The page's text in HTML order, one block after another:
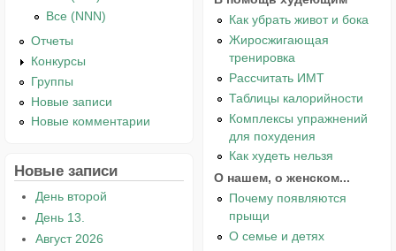
Все (NNN)
Отчеты
Конкурсы
Группы
Новые записи
Новые комментарии
Новые записи
День второй
День 13.
Август 2026
Как убрать живот и бока
Жиросжигающая
тренировка
Рассчитать ИМТ
Таблицы калорийности
Комплексы упражнений
для похудения
Как худеть нельзя
О нашем, о женском...
Почему появляются
прыщи
О семье и детях